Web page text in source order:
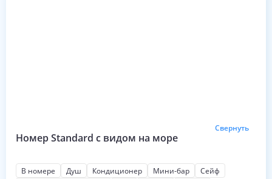
Номер Standard с видом на море
Свернуть
В номере Душ Кондиционер Мини-бар
Сейф